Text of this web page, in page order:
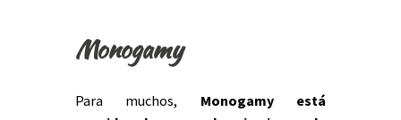
Monogamy
Para muchos, Monogamy está